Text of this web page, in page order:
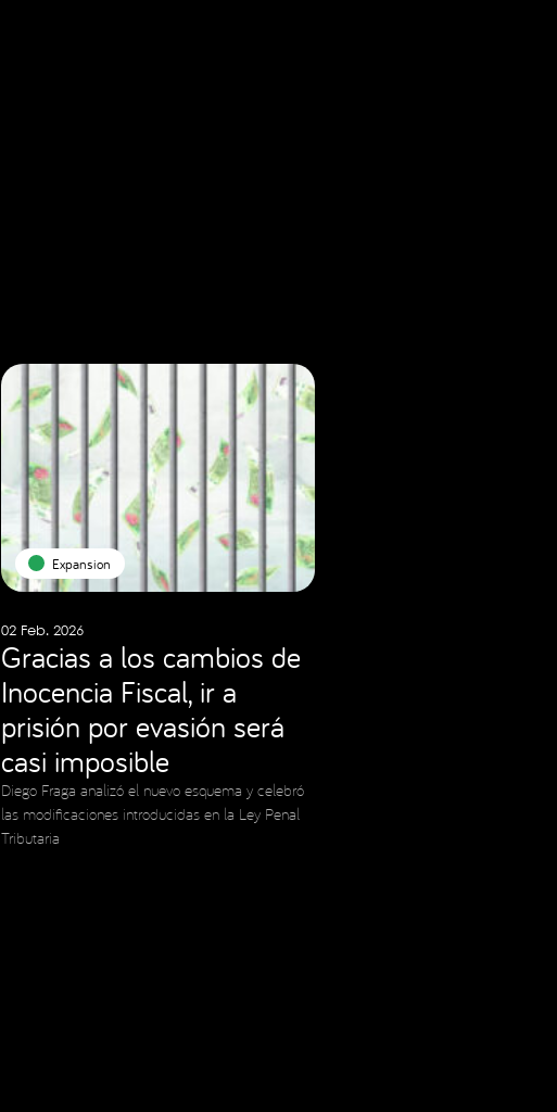
Expansion
02 Feb. 2026
Gracias a los cambios de
Inocencia Fiscal, ir a
prisión por evasión será
casi imposible
Diego Fraga analizó el nuevo esquema y celebró
las modificaciones introducidas en la Ley Penal
Tributaria